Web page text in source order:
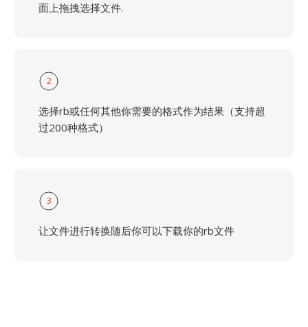
面上拖拽选择文件.
2
选择rb或任何其他你需要的格式作为结果（支持超
过200种格式）
3
让文件进行转换随后你可以下载你的rb文件